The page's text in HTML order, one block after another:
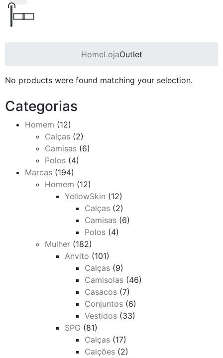
HomeLojaOutlet
No products were found matching your selection.
Categorias
Homem (12)
Calças (2)
Camisas (6)
Polos (4)
Marcas (194)
Homem (12)
YellowSkin (12)
Calças (2)
Camisas (6)
Polos (4)
Mulher (182)
Anvito (101)
Calças (9)
Camisolas (46)
Casacos (7)
Conjuntos (6)
Vestidos (33)
SPG (81)
Calças (17)
Calções (2)